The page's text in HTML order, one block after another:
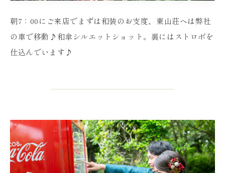
朝7：00にご来店でまずは和装のお支度、東山荘へは弊社
の車で移動♪和傘シルエットショット。裏にはストロボを
仕込んでいます♪